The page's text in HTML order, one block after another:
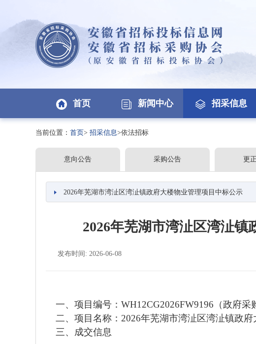
首页 新闻中心 招采信息
当前位置： 首页> 招采信息>依法招标
意向公告 采购公告 更
2026年芜湖市湾沚区湾沚镇政府大楼物业管理项目中标公示
2026年芜湖市湾沚区湾沚
发布时间: 2026-06-08
一、 项目编号： WH12CG2026FW9196（政府采
二、 项目名称： 2026年芜湖市湾沚区湾沚镇政府
三、 成交信息